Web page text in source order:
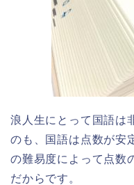
浪人生にとって国語は
のも、国語は点数が安
の難易度によって点数
だからです。